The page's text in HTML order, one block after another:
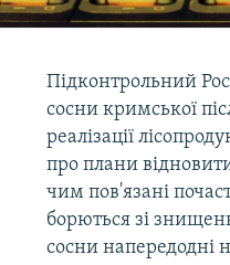
Підконтрольний
сосни кримської
реалізації
про плани
чим пов'язані
борються зі
сосни напередодні